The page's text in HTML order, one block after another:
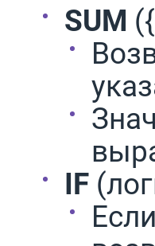
SUM
IF